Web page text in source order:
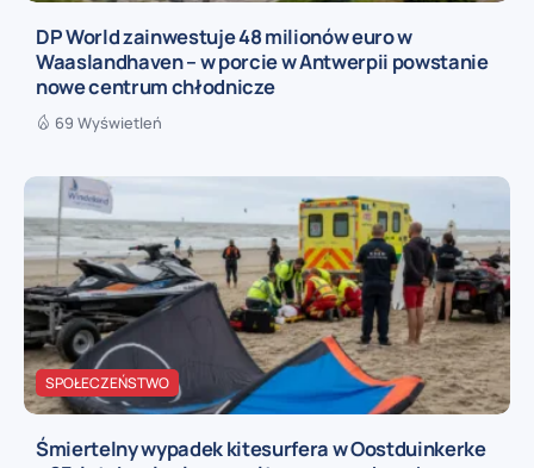
DP World zainwestuje 48 milionów euro w
Waaslandhaven – w porcie w Antwerpii powstanie
nowe centrum chłodnicze
69 Wyświetleń
SPOŁECZEŃSTWO
Śmiertelny wypadek kitesurfera w Oostduinkerke